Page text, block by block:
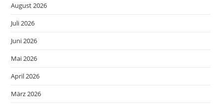
August 2026
Juli 2026
Juni 2026
Mai 2026
April 2026
März 2026